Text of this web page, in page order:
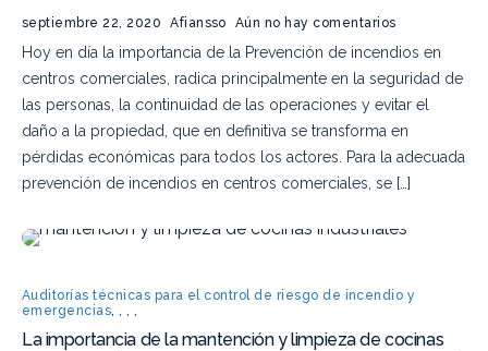
septiembre 22, 2020 Afiansso Aún no hay comentarios
Hoy en día la importancia de la Prevención de incendios en
centros comerciales, radica principalmente en la seguridad de
las personas, la continuidad de las operaciones y evitar el
daño a la propiedad, que en definitiva se transforma en
pérdidas económicas para todos los actores. Para la adecuada
prevención de incendios en centros comerciales, se […]
Auditorías técnicas para el control de riesgo de incendio y
emergencias,,,,
La importancia de la mantención y limpieza de cocinas